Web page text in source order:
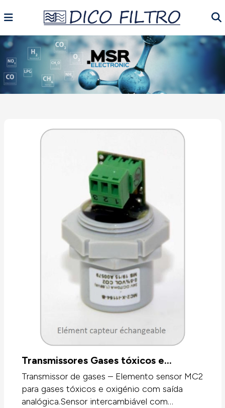
Transmissores Gases tóxicos e
Oxigénio - MC2
Transmissor de gases – Elemento sensor MC2
para gases tóxicos e oxigénio com saída
analógica.Sensor intercambiável com